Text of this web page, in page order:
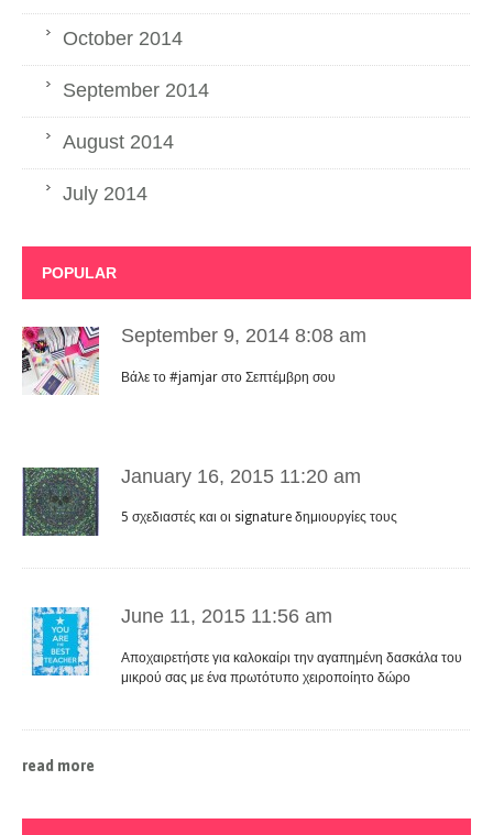
October 2014
September 2014
August 2014
July 2014
POPULAR
September 9, 2014 8:08 am
Βάλε το #jamjar στο Σεπτέμβρη σου
January 16, 2015 11:20 am
5 σχεδιαστές και οι signature δημιουργίες τους
June 11, 2015 11:56 am
Αποχαιρετήστε για καλοκαίρι την αγαπημένη δασκάλα του
μικρού σας με ένα πρωτότυπο χειροποίητο δώρο
read more